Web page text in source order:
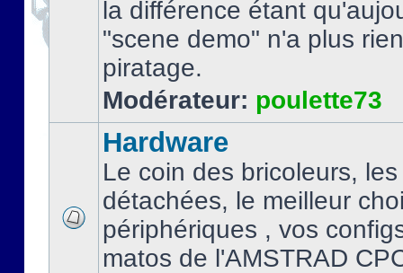
la différence étant
"scene demo" n'a plus
piratage.
Modérateur: poulette73
Hardware
Le coin des bricoleurs,
détachées, le meilleur
périphériques , vos
matos de l'AMSTRAD